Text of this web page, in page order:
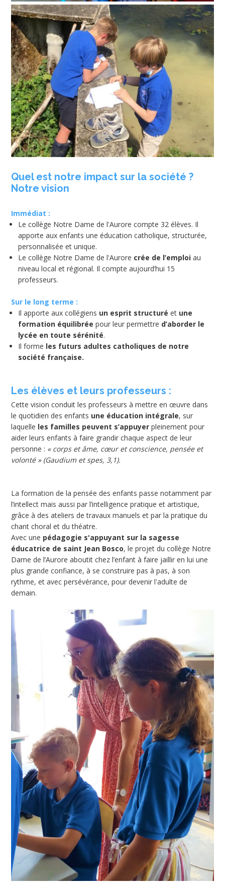
Quel est notre impact sur la société ?
Notre vision
Immédiat :
Le collège Notre Dame de l'Aurore compte 32 élèves. Il
apporte aux enfants une éducation catholique, structurée,
personnalisée et unique.
Le collège Notre Dame de l'Aurore crée de l’emploi au
niveau local et régional. Il compte aujourd’hui 15
professeurs.
Sur le long terme :
Il apporte aux collégiens un esprit structuré et une
formation équilibrée pour leur permettre d’aborder le
lycée en toute sérénité.
Il forme les futurs adultes catholiques de notre
société française.
Les élèves et leurs professeurs :
Cette vision conduit les professeurs à mettre en œuvre dans
le quotidien des enfants une éducation intégrale, sur
laquelle les familles peuvent s’appuyer pleinement pour
aider leurs enfants à faire grandir chaque aspect de leur
personne : « corps et âme, cœur et conscience, pensée et
volonté » (Gaudium et spes, 3,1).
La formation de la pensée des enfants passe notamment par
l’intellect mais aussi par l’intelligence pratique et artistique,
grâce à des ateliers de travaux manuels et par la pratique du
chant choral et du théatre.
Avec une pédagogie s'appuyant sur la sagesse
éducatrice de saint Jean Bosco, le projet du collège Notre
Dame de l’Aurore aboutit chez l’enfant à faire jaillir en lui une
plus grande confiance, à se construire pas à pas, à son
rythme, et avec persévérance, pour devenir l'adulte de
demain.